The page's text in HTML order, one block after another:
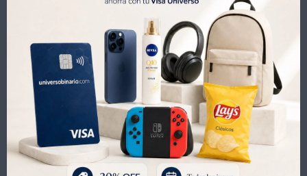
Productos que te pueden interesar